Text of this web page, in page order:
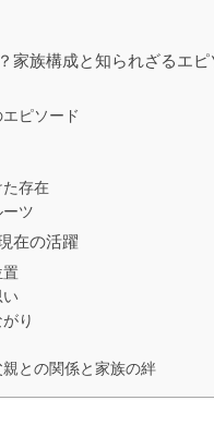
家族構成と知られざるエピ
ピソード
存在
ツ
在の活躍
置
い
り
親との関係と家族の絆